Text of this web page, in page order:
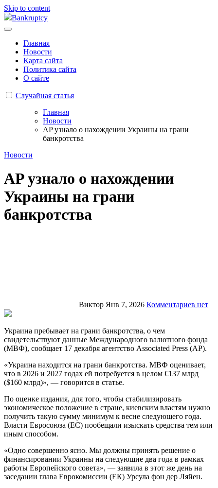
Skip to content
Bankruptcy
Главная
Новости
Карта сайта
Политика сайта
О сайте
Случайная статья
Главная
Новости
AP узнало о нахождении Украины на грани
банкротства
Новости
AP узнало о нахождении
Украины на грани
банкротства
Виктор Янв 7, 2026 Комментариев нет
Украина пребывает на грани банкротства, о чем
свидетельствуют данные Международного валютного фонда
(МВФ), сообщает 17 декабря агентство Associated Press (AP).
«Украина находится на грани банкротства. МВФ оценивает,
что в 2026 и 2027 годах ей потребуется в целом €137 млрд
($160 млрд)», — говорится в статье.
По оценке издания, для того, чтобы стабилизировать
экономическое положение в стране, киевским властям нужно
получить такую сумму минимум к весне следующего года.
Власти Евросоюза (ЕС) пообещали изыскать средства тем или
иным способом.
«Одно совершенно ясно. Мы должны принять решение о
финансировании Украины на следующие два года в рамках
работы Европейского совета», — заявила в этот же день на
заседании глава Еврокомиссии (ЕК) Урсула фон дер Ляйен.